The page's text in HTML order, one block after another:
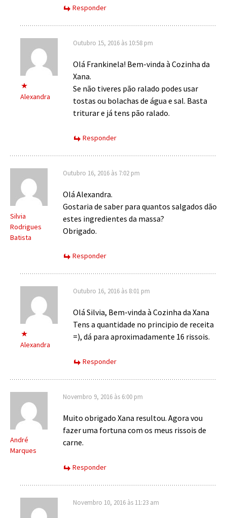
Responder
Alexandra
Outubro 15, 2016 às 10:58 pm
Olá Frankinela! Bem-vinda à Cozinha da
Xana.
Se não tiveres pão ralado podes usar
tostas ou bolachas de água e sal. Basta
triturar e já tens pão ralado.
Responder
Silvia
Rodrigues
Batista
Outubro 16, 2016 às 7:02 pm
Olá Alexandra.
Gostaria de saber para quantos salgados dão
estes ingredientes da massa?
Obrigado.
Responder
Alexandra
Outubro 16, 2016 às 8:01 pm
Olá Silvia, Bem-vinda à Cozinha da Xana
Tens a quantidade no principio de receita
=), dá para aproximadamente 16 rissois.
Responder
André
Marques
Novembro 9, 2016 às 6:00 pm
Muito obrigado Xana resultou. Agora vou
fazer uma fortuna com os meus rissois de
carne.
Responder
Novembro 10, 2016 às 11:23 am